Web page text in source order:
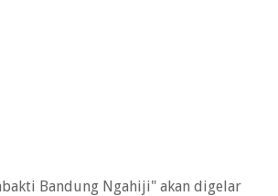
Bandung Ngahiji" akan digelar